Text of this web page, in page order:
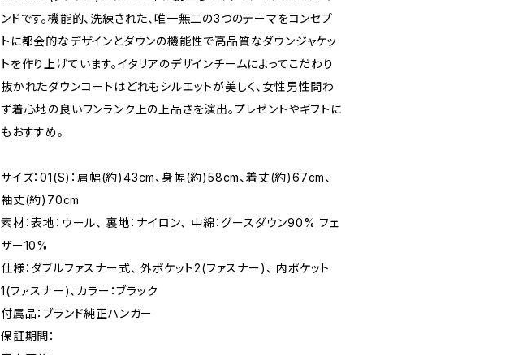
ンドです。機能的、洗練された、唯一無二の3つのテーマをコンセプ
トに都会的なデザインとダウンの機能性で高品質なダウンジャケッ
トを作り上げています。イタリアのデザインチームによってこだわり
抜かれたダウンコートはどれもシルエットが美しく、女性男性問わ
ず着心地の良いワンランク上の上品さを演出。プレゼントやギフトに
もおすすめ。
サイズ：01(S)：肩幅(約)43cm、身幅(約)58cm、着丈(約)67cm、
袖丈(約)70cm
素材：表地：ウール、 裏地：ナイロン、 中綿：グースダウン90% フェ
ザー10%
仕様：ダブルファスナー式、 外ポケット2(ファスナー)、 内ポケット
1(ファスナー)、カラー：ブラック
付属品：ブランド純正ハンガー
保証期間：